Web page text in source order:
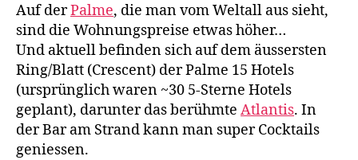
Auf derPalme, die man vom Weltall aus sieht,
sind die Wohnungspreise etwas höher…
Und aktuell befinden sich auf dem äussersten
Ring/Blatt (Crescent) der Palme 15 Hotels
(ursprünglich waren ~30 5-Sterne Hotels
geplant), darunter das berühmte Atlantis. In
der Bar am Strand kann man super Cocktails
geniessen.